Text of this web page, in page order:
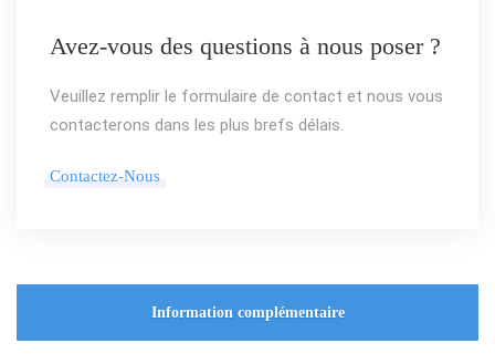
Avez-vous des questions à nous poser ?
Veuillez remplir le formulaire de contact et nous vous
contacterons dans les plus brefs délais.
Contactez-Nous
Information complémentaire